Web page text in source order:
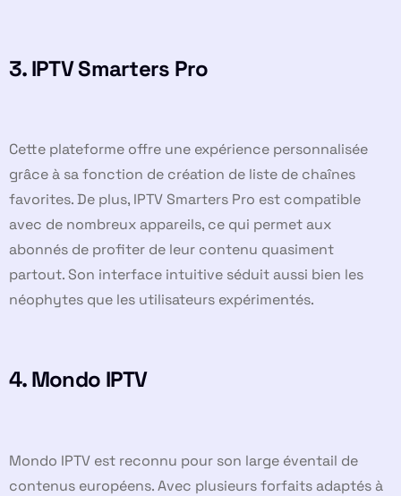
3.IPTV Smarters Pro
Cette plateforme offre une expérience personnalisée
grâce à sa fonction de création de liste de chaînes
favorites. De plus, IPTV Smarters Pro est compatible
avec de nombreux appareils, ce qui permet aux
abonnés de profiter de leur contenu quasiment
partout. Son interface intuitive séduit aussi bien les
néophytes que les utilisateurs expérimentés.
4.Mondo IPTV
Mondo IPTV est reconnu pour son large éventail de
contenus européens. Avec plusieurs forfaits adaptés à